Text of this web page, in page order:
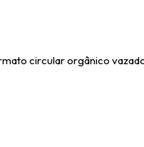
circular orgânico